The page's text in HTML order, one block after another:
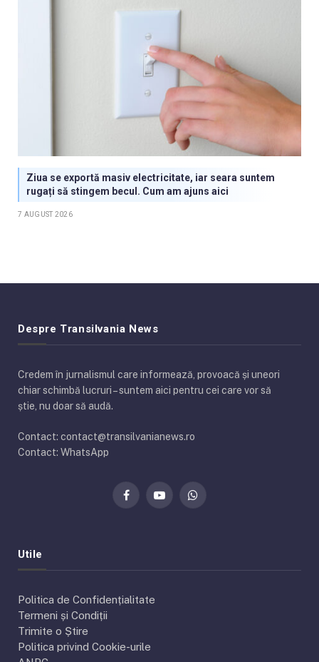
Ziua se exportă masiv electricitate, iar seara suntem
rugați să stingem becul. Cum am ajuns aici
7 AUGUST 2026
Despre Transilvania News
Credem în jurnalismul care informează, provoacă și uneori
chiar schimbă lucruri – suntem aici pentru cei care vor să
știe, nu doar să audă.
Contact: contact@transilvanianews.ro
Contact: WhatsApp
FacebookYouTubeWhatsApp
Utile
Politica de Confidențialitate
Termeni și Condiții
Trimite o Știre
Politica privind Cookie-urile